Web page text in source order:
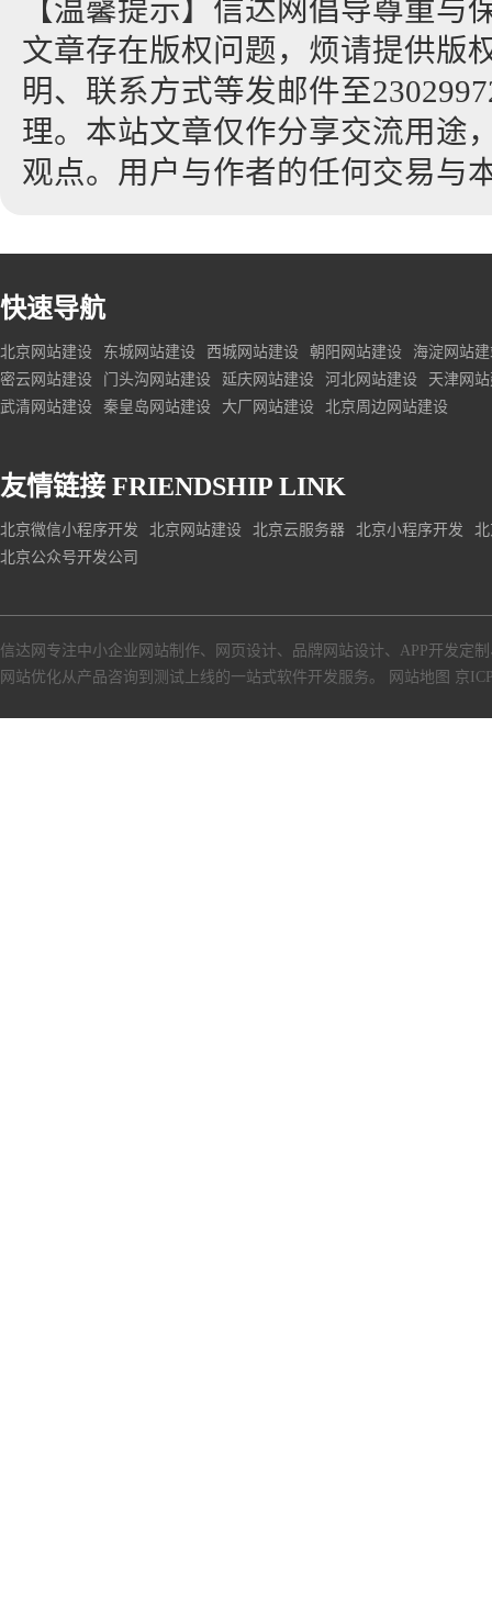
【温馨提示】信达网倡导尊重与
文章存在版权问题，烦请提供版
明、联系方式等发邮件至
理。本站文章仅作分享交流用途
观点。用户与作者的任何交易与
快速导航
北京网站建设 东城网站建设 西城网站建设 朝阳网站建设
海淀网站
密云网站建设
门头沟网站建设 延庆网站建设 河北网站建设
天津网
武清网站建设
秦皇岛网站建设 大厂网站建设 北京周边网站建设
友情链接 FRIENDSHIP LINK
北京微信小程序开发 北京网站建设 北京云服务器 北京小程序开发
北京公众号开发公司
信达网专注中小企业网站制作、 网页设计、 品牌网站设计、 APP开发定制
网站优化从产品咨询到测试上线的一站式软件开发服务。
网站地图 京